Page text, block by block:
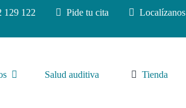
129 122 Pide tu cita Localízanos
Salud auditiva Tienda